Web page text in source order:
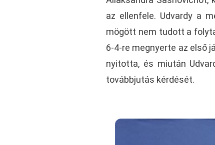
az ellenfele. Udvardy a
mögött nem tudott a
6-4-re megnyerte az első
nyitotta, és miután
továbbjutás kérdését.